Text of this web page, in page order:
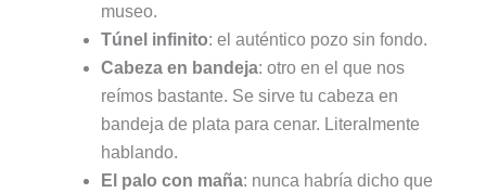
museo.
Túnel infinito: el auténtico pozo sin fondo.
Cabeza en bandeja: otro en el que nos
reímos bastante. Se sirve tu cabeza en
bandeja de plata para cenar. Literalmente
hablando.
El palo con maña: nunca habría dicho que